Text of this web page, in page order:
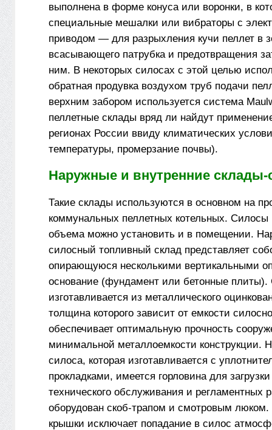
выполнена в форме конуса или воронки, в
специальные мешалки или вибраторы с
приводом — для разрыхления кучи пеллет в
всасывающего патрубка и предотвращения
ним. В некоторых силосах с этой целью
обратная продувка воздухом труб подачи
верхним забором используется система
пеллетные склады вряд ли найдут
регионах России ввиду климатических
температуры, промерзание почвы).
Наружные и внутренние
Такие склады используются в основном на
коммунальных пеллетных котельных. Силосы
объема можно установить и в помещении.
силосный топливный склад представляет
опирающуюся несколькими вертикальными
основание (фундамент или бетонные плиты).
изготавливается из металлического
толщина которого зависит от емкости
обеспечивает оптимальную прочность
минимальной металлоемкости конструкции.
силоса, которая изготавливается с
прокладками, имеется горловина для
технического обслуживания и регламентных
оборудован скоб-трапом и смотровым люком.
крышки исключает попадание в силос